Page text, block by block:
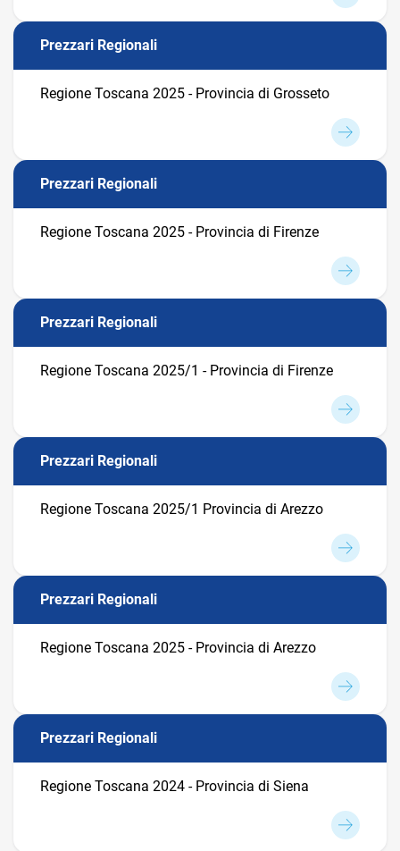
Prezzari Regionali
Regione Toscana 2025 - Provincia di Grosseto
Prezzari Regionali
Regione Toscana 2025 - Provincia di Firenze
Prezzari Regionali
Regione Toscana 2025/1 - Provincia di Firenze
Prezzari Regionali
Regione Toscana 2025/1 Provincia di Arezzo
Prezzari Regionali
Regione Toscana 2025 - Provincia di Arezzo
Prezzari Regionali
Regione Toscana 2024 - Provincia di Siena